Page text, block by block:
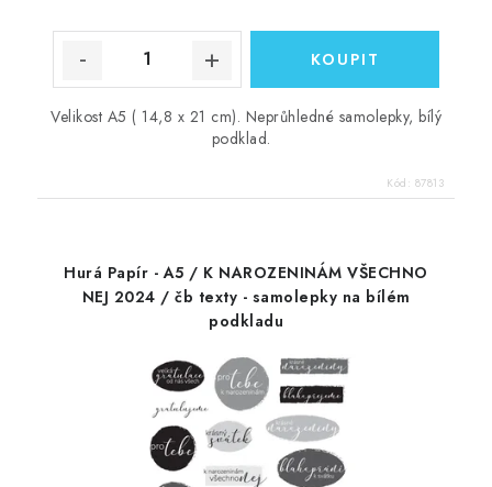
Velikost A5 ( 14,8 x 21 cm). Neprůhledné samolepky, bílý
podklad.
Kód: 87813
Hurá Papír - A5 / K NAROZENINÁM VŠECHNO
NEJ 2024 / čb texty - samolepky na bílém
podkladu